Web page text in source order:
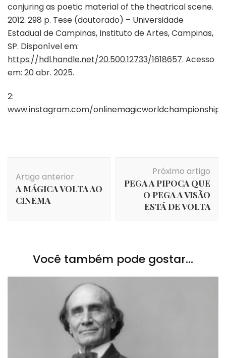
conjuring as poetic material of the theatrical scene.
2012. 298 p. Tese (doutorado) – Universidade
Estadual de Campinas, Instituto de Artes, Campinas,
SP. Disponível em:
https://hdl.handle.net/20.500.12733/1618657. Acesso
em: 20 abr. 2025.
2:
www.instagram.com/onlinemagicworldchampionship
de
post
Artigo anterior
A MÁGICA VOLTA AO
CINEMA
Próximo artigo
PEGA A PIPOCA QUE
O PEGA A VISÃO
ESTÁ DE VOLTA
Você também pode gostar...